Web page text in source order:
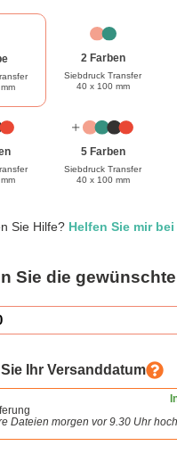
2 Farben
Siebdruck Transfer
40 x 100 mm
5 Farben
Siebdruck Transfer
40 x 100 mm
Sie Hilfe? Helfen Sie mir
Sie die
Ihr Versanddatum
Dateien morgen vor 9.30 Uhr